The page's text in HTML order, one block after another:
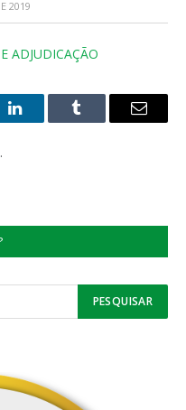
2019
ADJUDICAÇÃO
LinkedInTumblr
E-